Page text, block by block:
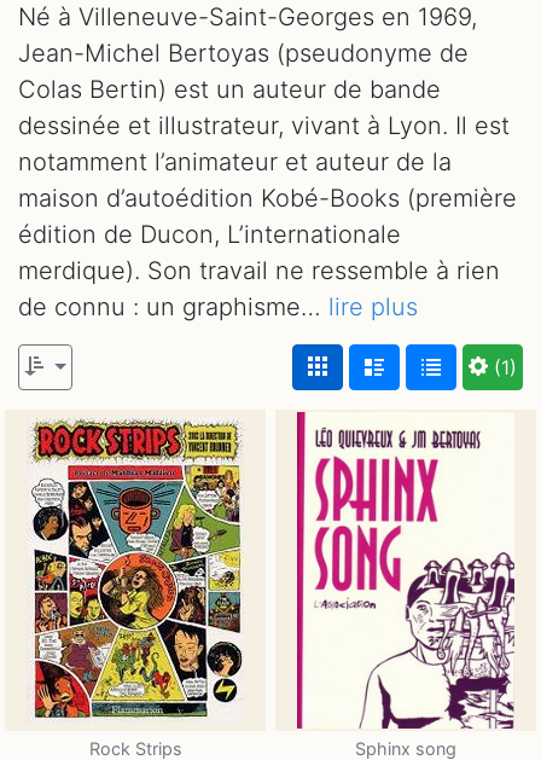
Né à Villeneuve-Saint-Georges en 1969,
Jean-Michel Bertoyas (pseudonyme de
Colas Bertin) est un auteur de bande
dessinée et illustrateur, vivant à Lyon. Il est
notamment l’animateur et auteur de la
maison d’autoédition Kobé-Books (première
édition de Ducon, L’internationale
merdique). Son travail ne ressemble à rien
de connu : un graphisme… lire plus
(1)
Rock Strips Sphinx song